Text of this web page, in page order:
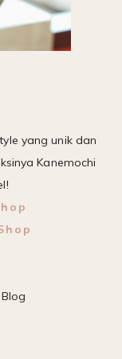
yang unik dan
Kanemochi